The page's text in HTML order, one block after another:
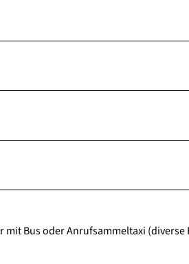
mit Bus oder Anrufsammeltaxi